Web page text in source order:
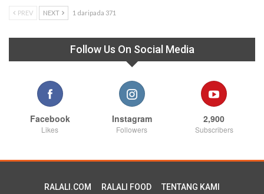
PREV NEXT 1 daripada 371
Follow Us On Social Media
Facebook
Likes
Instagram
Followers
2,900
Subscribers
RALALI.COM RALALI FOOD TENTANG KAMI